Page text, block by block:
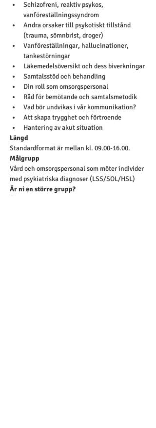
Schizofreni, reaktiv psykos,
vanföreställningssyndrom
Andra orsaker till psykotiskt tillstånd
(trauma, sömnbrist, droger)
Vanföreställningar, hallucinationer,
tankestörningar
Läkemedelsöversikt och dess biverkningar
Samtalsstöd och behandling
Din roll som omsorgspersonal
Råd för bemötande och samtalsmetodik
Vad bör undvikas i vår kommunikation?
Att skapa trygghet och förtroende
Hantering av akut situation
Längd
Standardformat är mellan kl. 09.00-16.00.
Målgrupp
Vård och omsorgspersonal som möter individer
med psykiatriska diagnoser (LSS/SOL/HSL)
Är ni en större grupp?